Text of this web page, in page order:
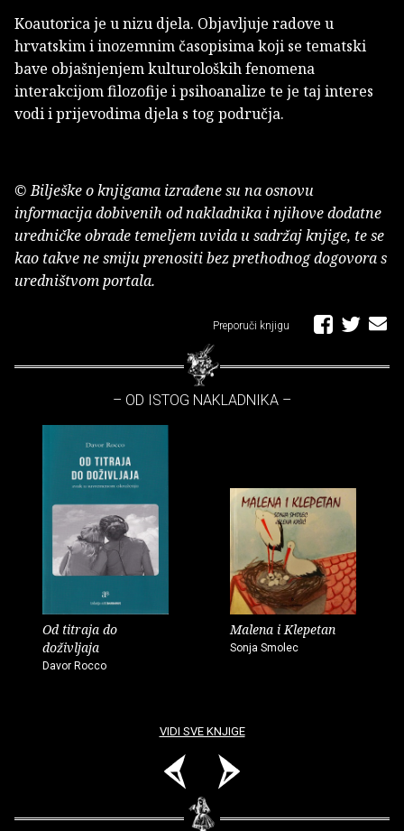
Koautorica je u nizu djela. Objavljuje radove u
hrvatskim i inozemnim časopisima koji se tematski
bave objašnjenjem kulturoloških fenomena
interakcijom filozofije i psihoanalize te je taj interes
vodi i prijevodima djela s tog područja.
© Bilješke o knjigama izrađene su na osnovu
informacija dobivenih od nakladnika i njihove dodatne
uredničke obrade temeljem uvida u sadržaj knjige, te se
kao takve ne smiju prenositi bez prethodnog dogovora s
uredništvom portala.
Preporuči knjigu
– OD ISTOG NAKLADNIKA –
Od titraja do
doživljaja
Davor Rocco
Malena i Klepetan
Sonja Smolec
VIDI SVE KNJIGE